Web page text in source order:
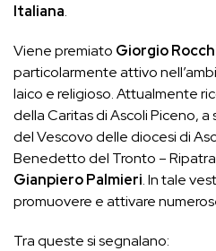
Italiana.
Viene premiato Giorgio
particolarmente attivo
laico e religioso. Attualmente
della Caritas di Ascoli Piceno,
del Vescovo delle diocesi di
Benedetto del Tronto –
Gianpiero Palmieri. In tale
promuovere e attivare
Tra queste si segnalano: